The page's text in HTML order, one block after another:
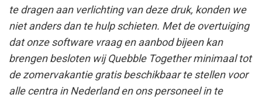
te dragen aan verlichting van deze druk, konden we
niet anders dan te hulp schieten. Met de overtuiging
dat onze software vraag en aanbod bijeen kan
brengen besloten wij Quebble Together minimaal tot
de zomervakantie gratis beschikbaar te stellen voor
alle centra in Nederland en ons personeel in te